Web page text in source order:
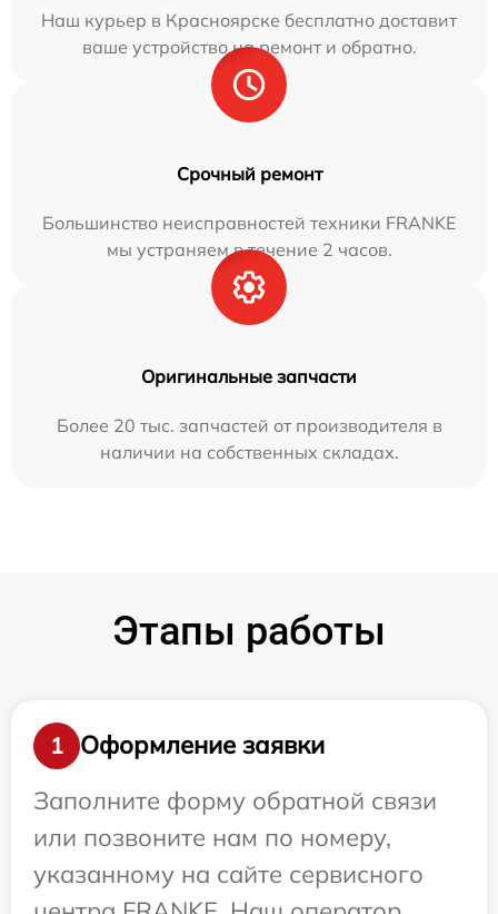
Наш курьер в Красноярске бесплатно доставит
ваше устройство на ремонт и обратно.
Срочный ремонт
Большинство неисправностей техники FRANKE
мы устраняем в течение 2 часов.
Оригинальные запчасти
Более 20 тыс. запчастей от производителя в
наличии на собственных складах.
Этапы работы
1
Оформление заявки
Заполните форму обратной связи
или позвоните нам по номеру,
указанному на сайте сервисного